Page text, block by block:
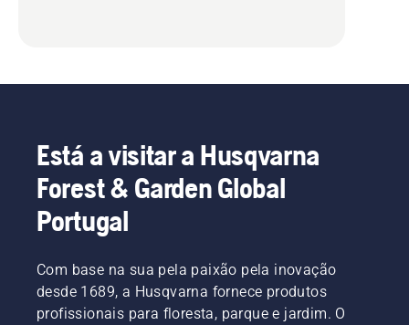
Está a visitar a Husqvarna
Forest & Garden Global
Portugal
Com base na sua pela paixão pela inovação
desde 1689, a Husqvarna fornece produtos
profissionais para floresta, parque e jardim. O